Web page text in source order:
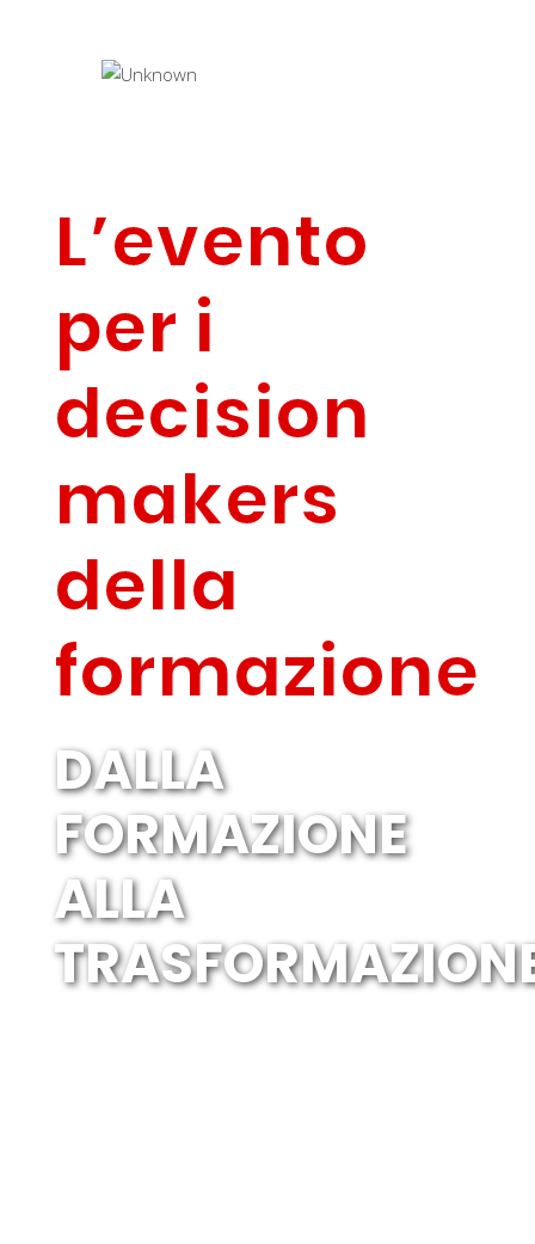
L’evento
per i
decision
makers
della
formazione
DALLA
FORMAZIONE
ALLA